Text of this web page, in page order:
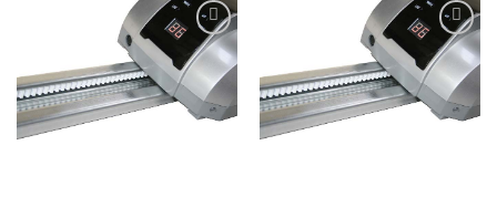
Add to
Wishlist
Add to
Wishlist